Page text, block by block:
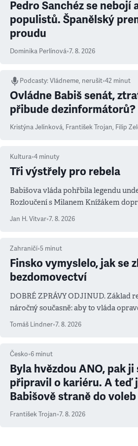
Pedro Sanchéz se nebojí
populistů. Španělský
proudu
Dominika Perlínová•7. 8. 2026
Podcasty:Vládneme, nerušit•42 minut
Ovládne Babiš senát,
přibude dezinformátorů?
Kristýna Jelínková, František Trojan, Filip
Kultura•4 minuty
Tři výstřely pro rebela
Babišova vláda pohřbila legendu
Rozloučení s Milanem Knížákem
Jan H. Vitvar•7. 8. 2026
Zahraničí•5 minut
Finsko vymyslelo, jak se
bezdomovectví
DOBRÉ ZPRÁVY ODJINUD. Základ
náročný současně: aby to vláda
Tomáš Lindner•7. 8. 2026
Česko•6 minut
Byla hvězdou ANO, pak ji
připravil o kariéru. A teď
Babišově straně do voleb
František Trojan•7. 8. 2026